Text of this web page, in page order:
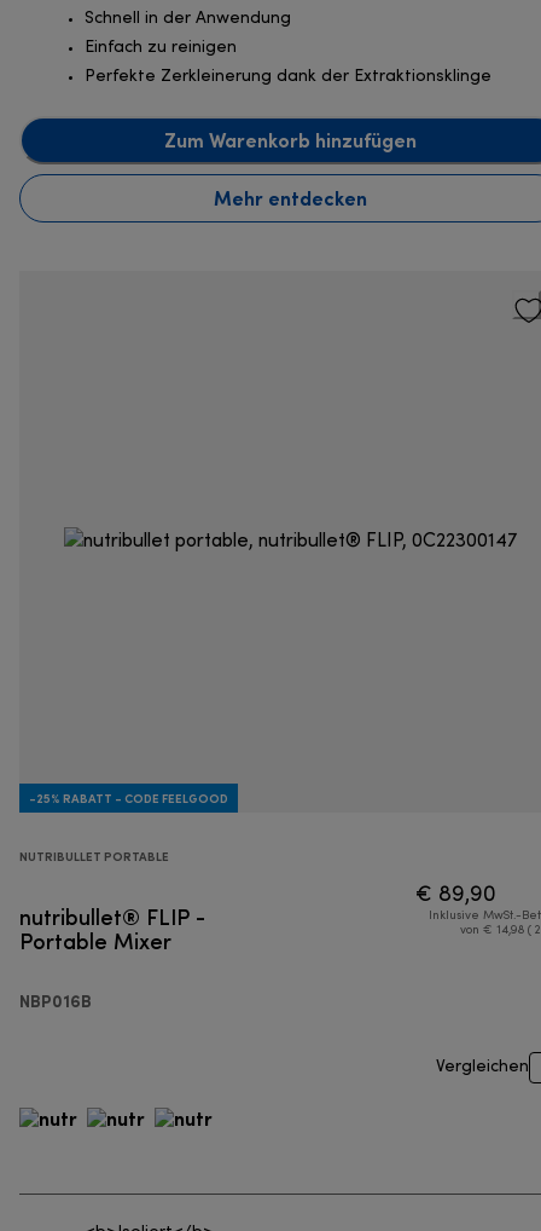
Schnell in der Anwendung
Einfach zu reinigen
Perfekte Zerkleinerung dank der Extraktionsklinge
Zum Warenkorb hinzufügen
Mehr entdecken
-25% RABATT - CODE FEELGOOD
NUTRIBULLET PORTABLE
nutribullet® FLIP -
Portable Mixer
NBP016B
€ 89,90
Inklusive MwSt.-
von € 14,98 (
Vergleichen